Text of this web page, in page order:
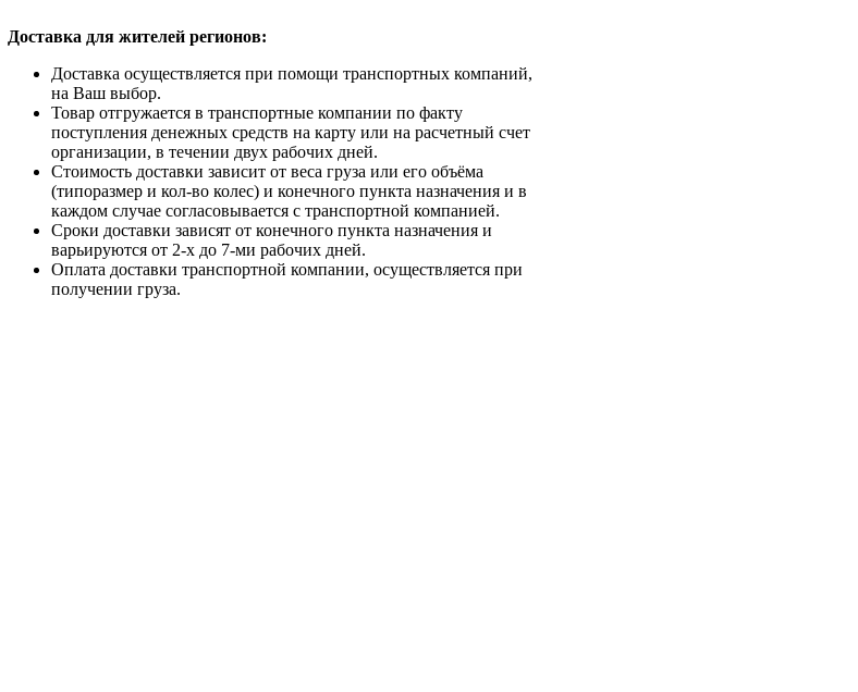
Доставка для жителей регионов:
Доставка осуществляется при помощи транспортных компаний,
на Ваш выбор.
Товар отгружается в транспортные компании по факту
поступления денежных средств на карту или на расчетный счет
организации, в течении двух рабочих дней.
Стоимость доставки зависит от веса груза или его объёма
(типоразмер и кол-во колес) и конечного пункта назначения и в
каждом случае согласовывается с транспортной компанией.
Сроки доставки зависят от конечного пункта назначения и
варьируются от 2-х до 7-ми рабочих дней.
Оплата доставки транспортной компании, осуществляется при
получении груза.